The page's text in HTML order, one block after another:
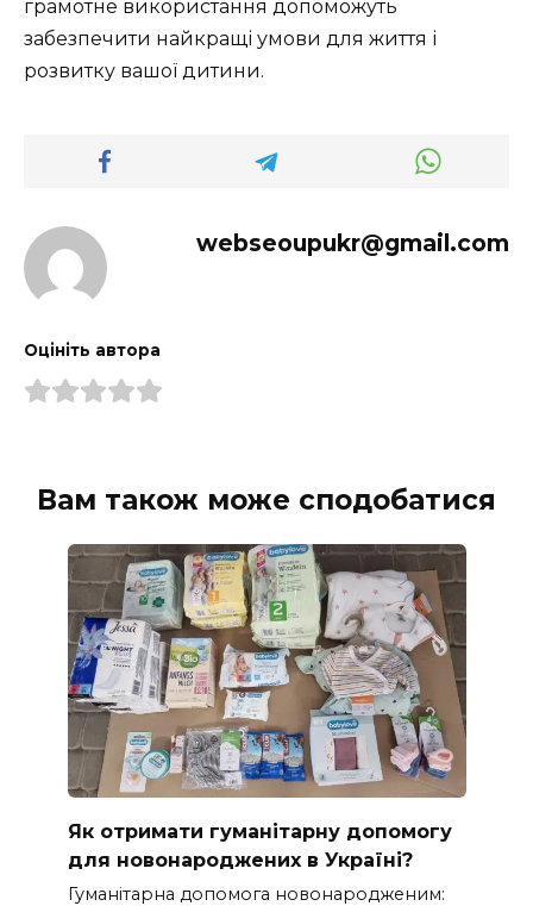
грамотне використання допоможуть
забезпечити найкращі умови для життя і
розвитку вашої дитини.
webseoupukr@gmail.com
Оцініть автора
Вам також може сподобатися
Як отримати гуманітарну допомогу
для новонароджених в Україні?
Гуманітарна допомога новонародженим: